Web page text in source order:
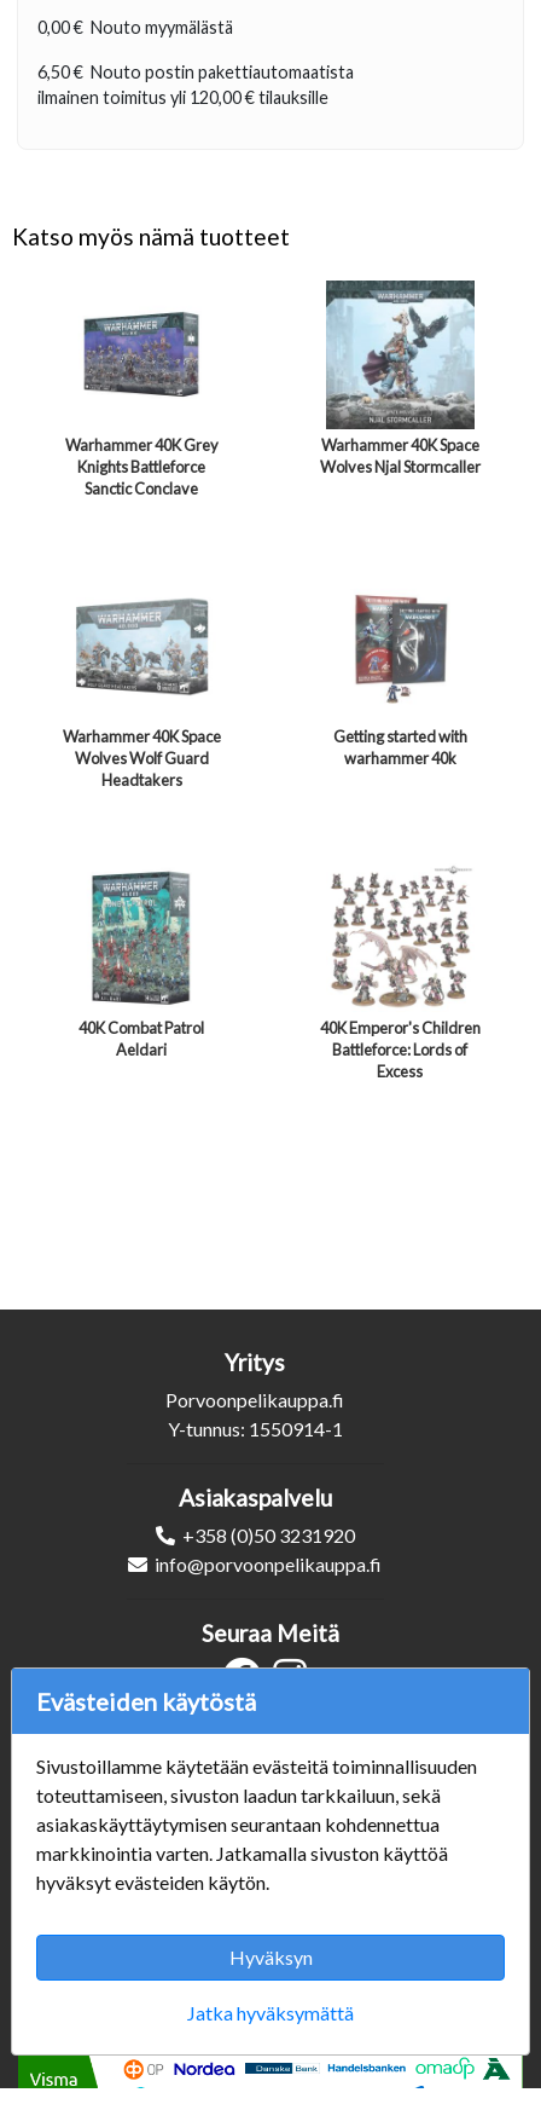
0,00 € Nouto myymälästä
6,50 € Nouto postin pakettiautomaatista
ilmainen toimitus yli 120,00 €tilauksille
Katso myös nämä tuotteet
Warhammer 40K Grey
Knights Battleforce
Sanctic Conclave
Warhammer 40K Space
Wolves Njal Stormcaller
Warhammer 40K Space
Wolves Wolf Guard
Headtakers
Getting started with
warhammer 40k
40K Combat Patrol
Aeldari
40K Emperor's Children
Battleforce: Lords of
Excess
Yritys
Porvoonpelikauppa.fi
Y-tunnus: 1550914-1
Asiakaspalvelu
+358 (0)50 3231920
info@porvoonpelikauppa.fi
#Yhteiskuntavastuu
#porvoonsithlord
Tilaus- ja toimitusehdot
ALE TUOTTEET
Aukioloajat:
Seuraa Meitä
Evästeiden käytöstä
Sivustoillamme käytetään evästeitä toiminnallisuuden
toteuttamiseen, sivuston laadun tarkkailuun, sekä
asiakaskäyttäytymisen seurantaan kohdennettua
markkinointia varten. Jatkamalla sivuston käyttöä
hyväksyt evästeiden käytön.
Hyväksyn
Jatka hyväksymättä